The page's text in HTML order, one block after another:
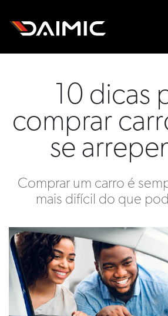
10 dicas
comprar
se
Comprar um carro é
mais difícil do que